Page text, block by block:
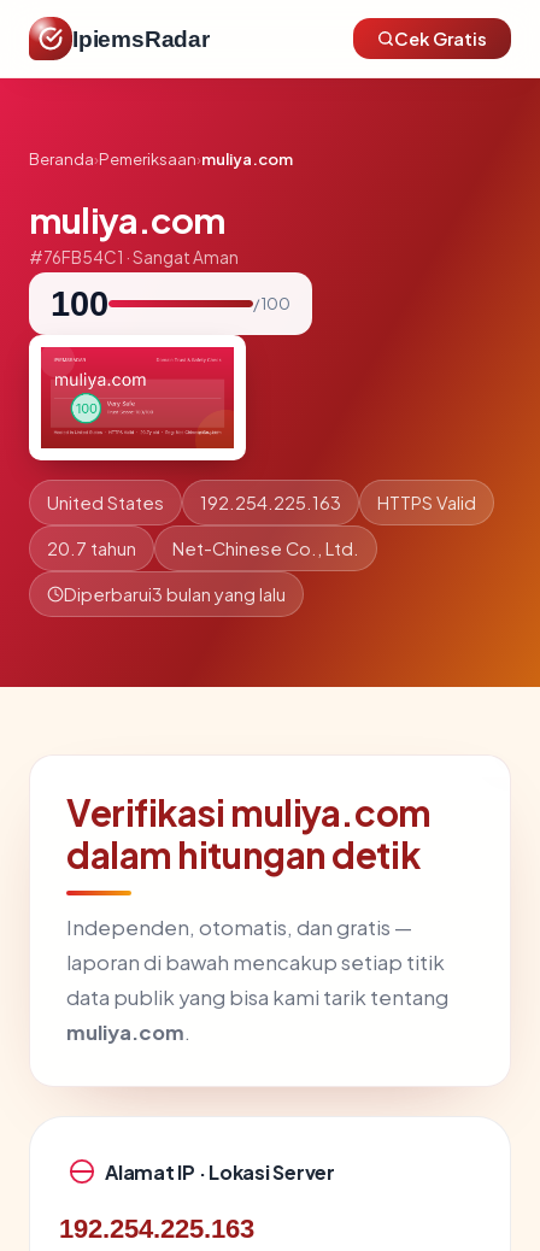
IpiemsRadar Cek Gratis
Beranda›Pemeriksaan›muliya.com
muliya.com
#76FB54C1 · Sangat Aman
100 / 100
United States 192.254.225.163 HTTPS Valid
20.7 tahun Net-Chinese Co., Ltd.
Diperbarui3 bulan yang lalu
Verifikasi muliya.com
dalam hitungan detik
Independen, otomatis, dan gratis —
laporan di bawah mencakup setiap titik
data publik yang bisa kami tarik tentang
muliya.com.
Alamat IP · Lokasi Server
192.254.225.163